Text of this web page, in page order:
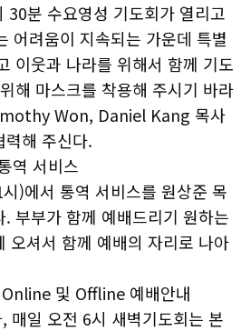
30분 수요영성 기도회가 열리고
어려움이 지속되는 가운데 특별
이웃과 나라를 위해서 함께 기도
해 마스크를 착용해 주시기 바라
Won, Daniel Kang 목사
력해 주신다.
역 서비스
)에서 통역 서비스를 원상준 목
부부가 함께 예배드리기 원하는
오셔서 함께 예배의 자리로 나아
및 Offline 예배안내
매일 오전 6시 새벽기도회는 본